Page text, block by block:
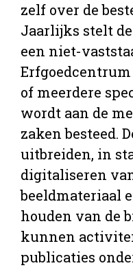
zelf over de
Jaarlijks stelt
een niet-
of meerdere
wordt aan de
zaken besteed.
uitbreiden, in
digitaliseren
beeldmateriaal
houden van de
kunnen
publicaties